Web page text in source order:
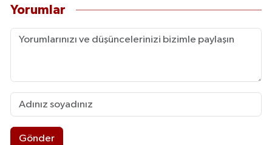
Yorumlar
Gönder